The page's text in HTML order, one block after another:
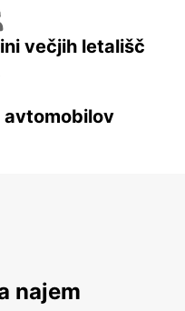
večjih letališč
avtomobilov
najem